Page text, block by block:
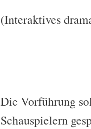
(Interaktives
Die Vorführung
Schauspielern